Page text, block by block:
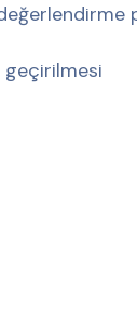
geçirilmesi